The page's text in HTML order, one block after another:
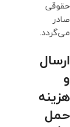
حقوقی
صادر
می‌گردد.
ارسال
و
هزینه
حمل